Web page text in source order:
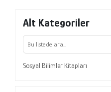
Alt Kategoriler
Sosyal Bilimler Kitapları